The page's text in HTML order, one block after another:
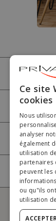
MON
Ce site
cookies
Nous
analyser
également
utilisation
partenaires
peuvent les
ou qu"ils
utilisation